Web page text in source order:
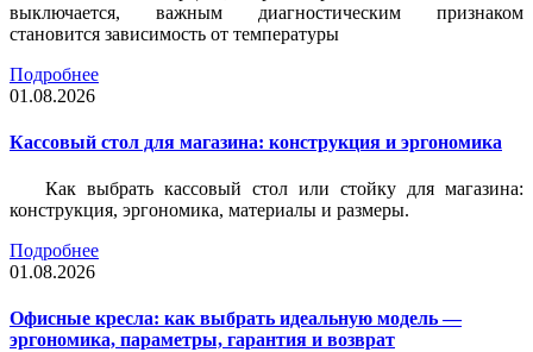
выключается, важным диагностическим признаком
становится зависимость от температуры
Подробнее
01.08.2026
Кассовый стол для магазина: конструкция и эргономика
Как выбрать кассовый стол или стойку для магазина:
конструкция, эргономика, материалы и размеры.
Подробнее
01.08.2026
Офисные кресла: как выбрать идеальную модель —
эргономика, параметры, гарантия и возврат